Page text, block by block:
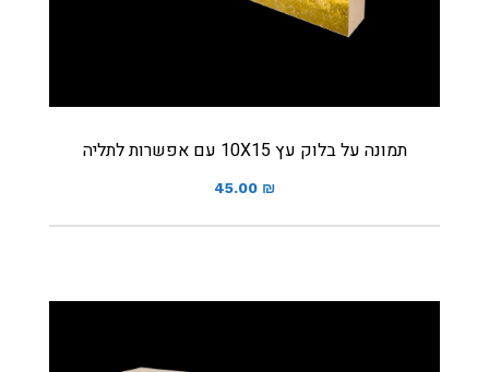
תמונה על בלוק עץ 10X15 עם אפשרות לתליה
45.00 ₪